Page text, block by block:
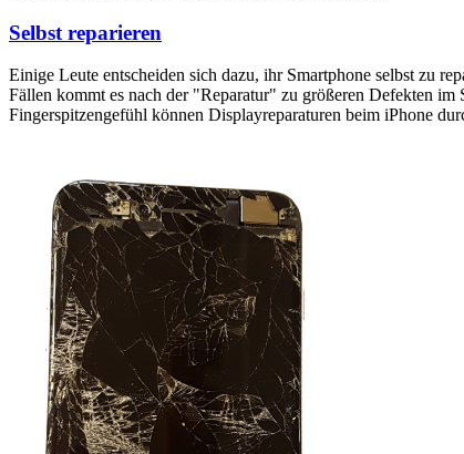
Selbst reparieren
Einige Leute entscheiden sich dazu, ihr Smartphone selbst zu
Fällen kommt es nach der "Reparatur" zu größeren Defekten
Fingerspitzengefühl können Displayreparaturen beim iPhone